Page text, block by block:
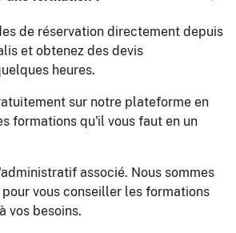
de réservation directement depuis
et obtenez des devis
heures.
sur notre plateforme en
formations qu'il vous faut en un
associé. Nous sommes
vous conseiller les formations
vos besoins.